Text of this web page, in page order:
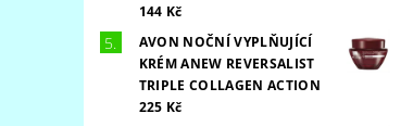
144 Kč
AVON NOČNÍ VYPLŇUJÍCÍ
KRÉM ANEW REVERSALIST
TRIPLE COLLAGEN ACTION
225 Kč